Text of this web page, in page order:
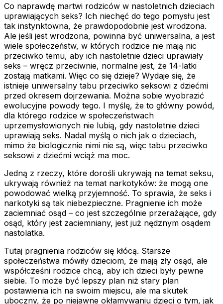
Co naprawdę martwi rodziców w nastoletnich dzieciach
uprawiających seks? Ich niechęć do tego pomysłu jest
tak instynktowna, że prawdopodobnie jest wrodzona.
Ale jeśli jest wrodzona, powinna być uniwersalna, a jest
wiele społeczeństw, w których rodzice nie mają nic
przeciwko temu, aby ich nastoletnie dzieci uprawiały
seks – wręcz przeciwnie, normalne jest, że 14-latki
zostają matkami. Więc co się dzieje? Wydaje się, że
istnieje uniwersalny tabu przeciwko seksowi z dziećmi
przed okresem dojrzewania. Można sobie wyobrazić
ewolucyjne powody tego. I myślę, że to główny powód,
dla którego rodzice w społeczeństwach
uprzemysłowionych nie lubią, gdy nastoletnie dzieci
uprawiają seks. Nadal myślą o nich jak o dzieciach,
mimo że biologicznie nimi nie są, więc tabu przeciwko
seksowi z dziećmi wciąż ma moc.
Jedną z rzeczy, które dorośli ukrywają na temat seksu,
ukrywają również na temat narkotyków: że mogą one
powodować wielką przyjemność. To sprawia, że seks i
narkotyki są tak niebezpieczne. Pragnienie ich może
zaciemniać osąd – co jest szczególnie przerażające, gdy
osąd, który jest zaciemniany, jest już nędznym osądem
nastolatka.
Tutaj pragnienia rodziców się kłócą. Starsze
społeczeństwa mówiły dzieciom, że mają zły osąd, ale
współcześni rodzice chcą, aby ich dzieci były pewne
siebie. To może być lepszy plan niż stary plan
postawienia ich na swoim miejscu, ale ma skutek
uboczny, że po niejawne okłamywaniu dzieci o tym, jak